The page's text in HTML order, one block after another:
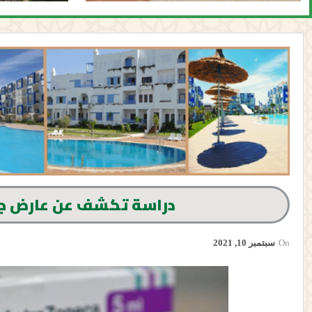
دراسة تكشف عن عارض
On سبتمبر 10, 2021